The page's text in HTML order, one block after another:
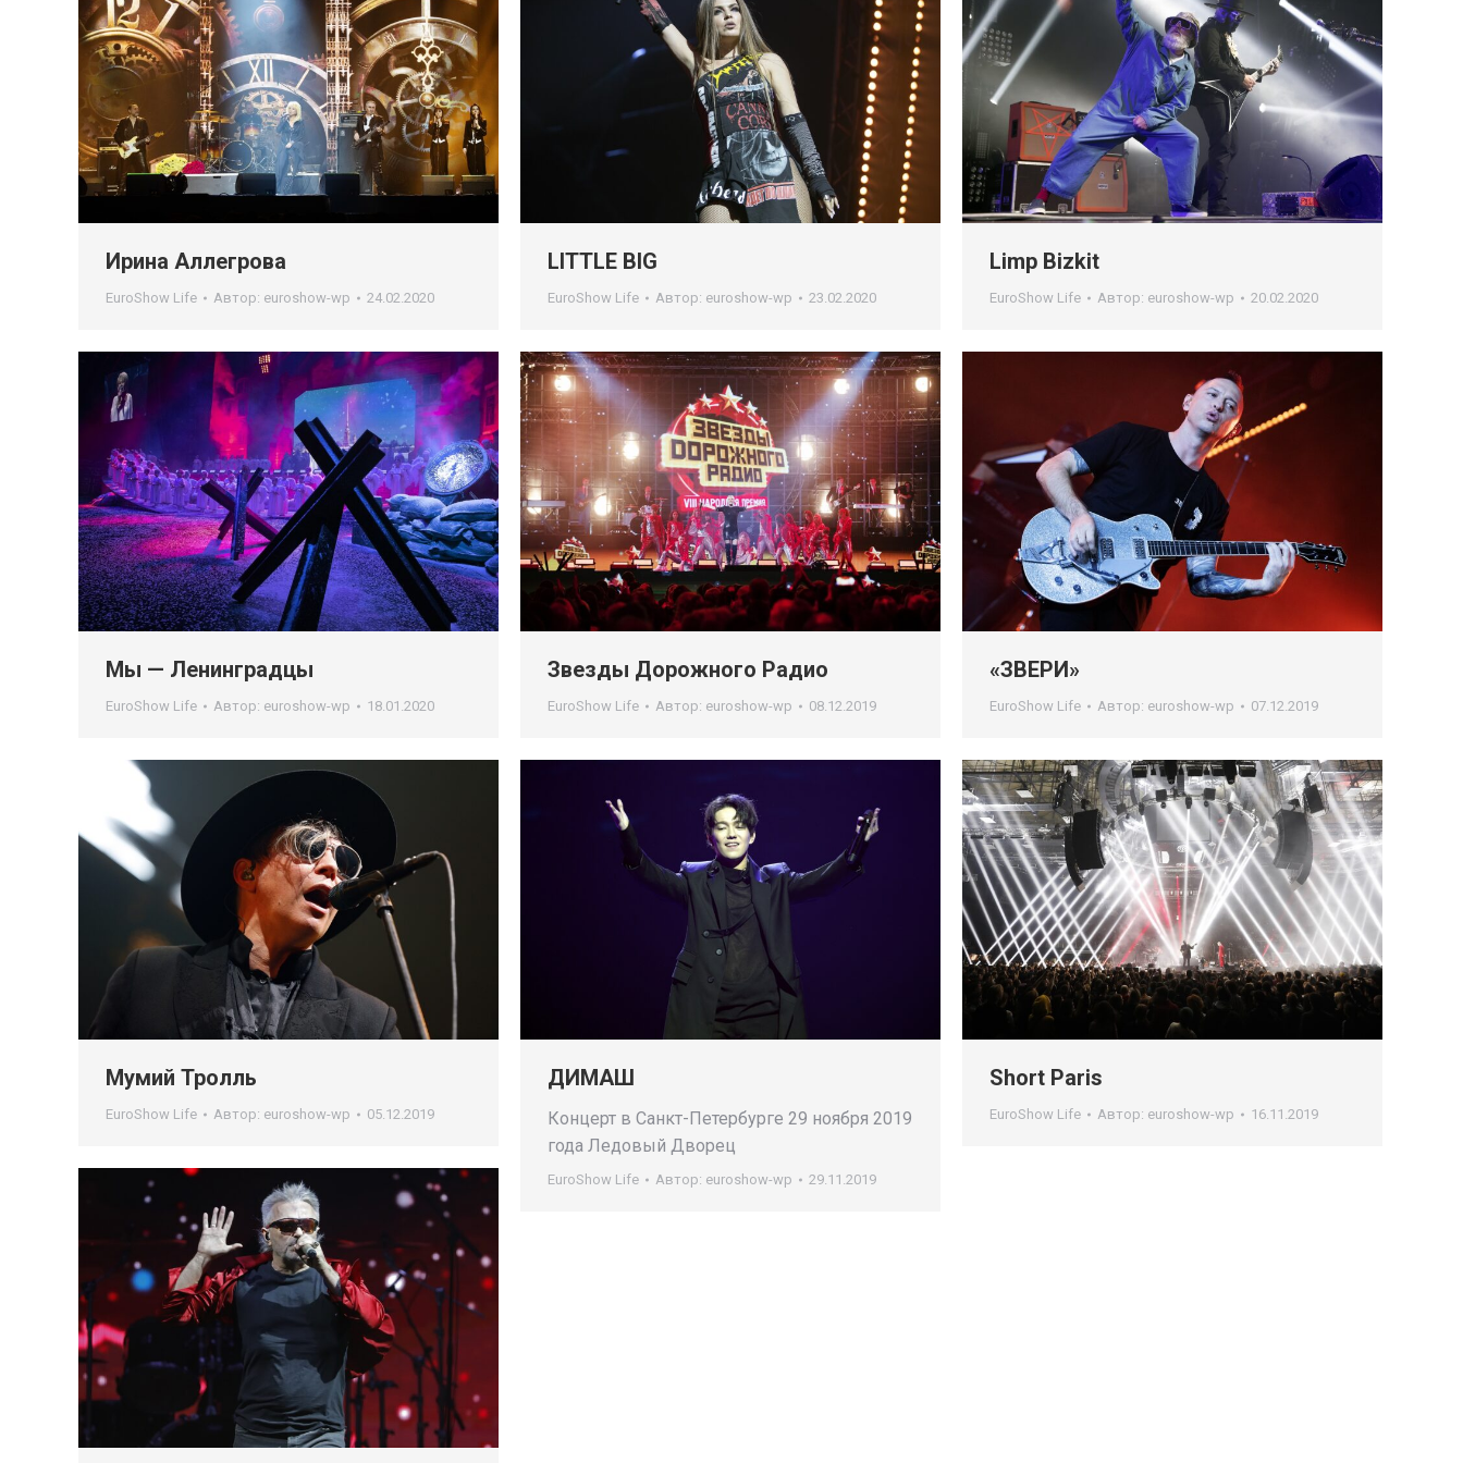
Ирина Аллегрова
EuroShow Life Автор: euroshow-wp 24.02.2020
LITTLE BIG
EuroShow Life Автор: euroshow-wp 23.02.2020
Limp Bizkit
EuroShow Life Автор: euroshow-wp 20.02.2020
Мы — Ленинградцы
EuroShow Life Автор: euroshow-wp 18.01.2020
Звезды Дорожного Радио
EuroShow Life Автор: euroshow-wp 08.12.2019
«ЗВЕРИ»
EuroShow Life Автор: euroshow-wp 07.12.2019
Мумий Тролль
EuroShow Life Автор: euroshow-wp 05.12.2019
ДИМАШ
Концерт в Санкт-Петербурге 29 ноября 2019
года Ледовый Дворец
EuroShow Life Автор: euroshow-wp 29.11.2019
Short Paris
EuroShow Life Автор: euroshow-wp 16.11.2019